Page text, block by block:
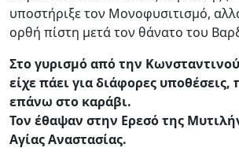
υποστήριξε τον Μονοφυσιτισμό,
ορθή πίστη μετά τον θάνατο του
Στο γυρισμό από την
είχε πάει για διάφορες υποθέσεις,
επάνω στο καράβι.
Τον έθαψαν στην Ερεσό της
Αγίας Αναστασίας.